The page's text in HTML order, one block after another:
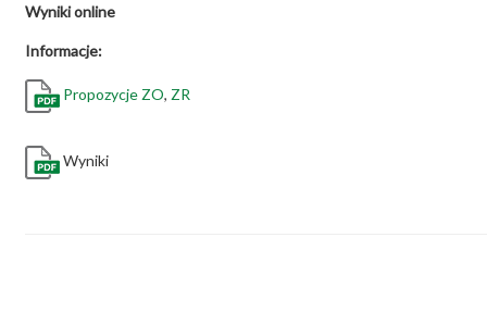
Wyniki online
Informacje:
Propozycje ZO, ZR
Wyniki